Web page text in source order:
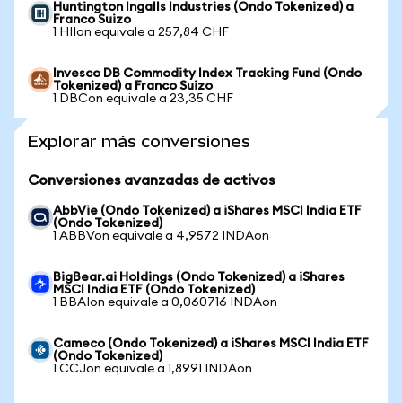
Huntington Ingalls Industries (Ondo Tokenized) a
Franco Suizo
1 HIIon equivale a 257,84 CHF
Invesco DB Commodity Index Tracking Fund (Ondo
Tokenized) a Franco Suizo
1 DBCon equivale a 23,35 CHF
Explorar más conversiones
Conversiones avanzadas de activos
AbbVie (Ondo Tokenized) a iShares MSCI India ETF
(Ondo Tokenized)
1 ABBVon equivale a 4,9572 INDAon
BigBear.ai Holdings (Ondo Tokenized) a iShares
MSCI India ETF (Ondo Tokenized)
1 BBAIon equivale a 0,060716 INDAon
Cameco (Ondo Tokenized) a iShares MSCI India ETF
(Ondo Tokenized)
1 CCJon equivale a 1,8991 INDAon